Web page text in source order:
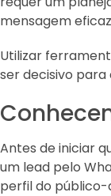
mensagem
Utilizar
ser decisivo para
Antes de iniciar
um lead pelo
perfil do público-